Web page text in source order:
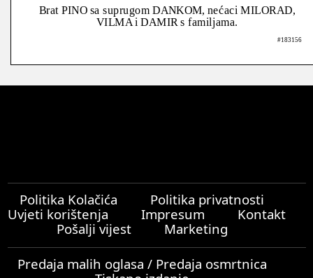
Brat PINO sa suprugom DANKOM, nećaci MILORAD,
VILMA i DAMIR s familjama.
#183156
Politika Kolačića
Politika privatnosti
Uvjeti korištenja
Impresum
Kontakt
Pošalji vijest
Marketing
Predaja malih oglasa / Predaja osmrtnica